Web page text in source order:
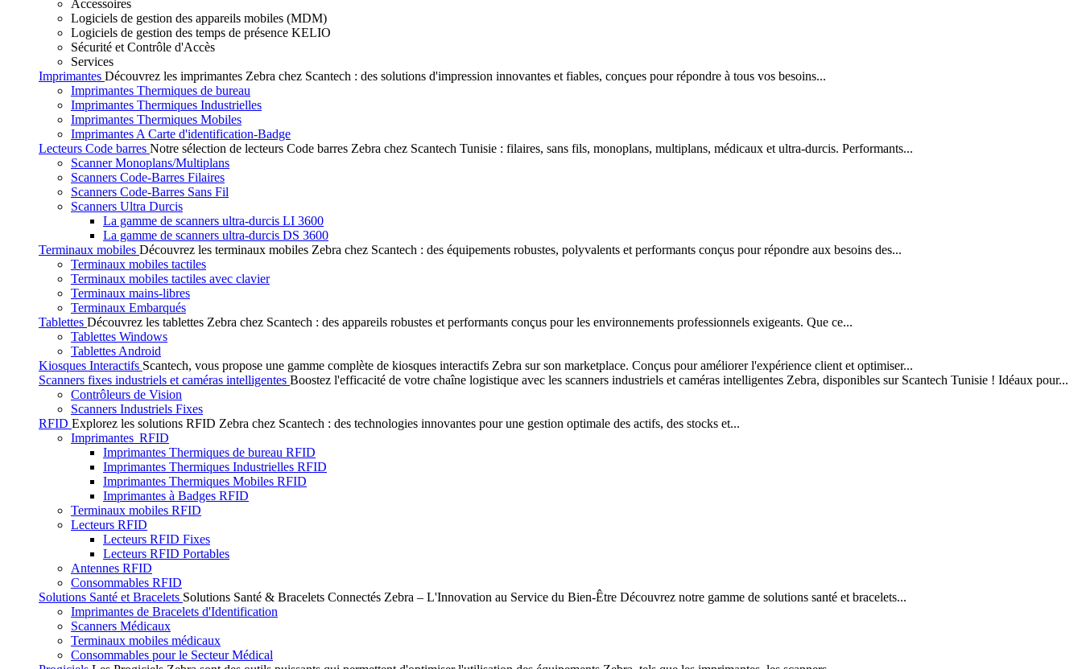
Accessoires
Logiciels de gestion des appareils mobiles (MDM)
Logiciels de gestion des temps de présence KELIO
Sécurité et Contrôle d'Accès
Services
Imprimantes Découvrez les imprimantes Zebra chez Scantech : des solutions d'impression innovantes et fiables, conçues pour répondre à tous vos besoins...
Imprimantes Thermiques de bureau
Imprimantes Thermiques Industrielles
Imprimantes Thermiques Mobiles
Imprimantes A Carte d'identification-Badge
Lecteurs Code barres Notre sélection de lecteurs Code barres Zebra chez Scantech Tunisie : filaires, sans fils, monoplans, multiplans, médicaux et ultra-durcis. Performants...
Scanner Monoplans/Multiplans
Scanners Code-Barres Filaires
Scanners Code-Barres Sans Fil
Scanners Ultra Durcis
La gamme de scanners ultra-durcis LI 3600
La gamme de scanners ultra-durcis DS 3600
Terminaux mobiles Découvrez les terminaux mobiles Zebra chez Scantech : des équipements robustes, polyvalents et performants conçus pour répondre aux besoins des...
Terminaux mobiles tactiles
Terminaux mobiles tactiles avec clavier
Terminaux mains-libres
Terminaux Embarqués
Tablettes Découvrez les tablettes Zebra chez Scantech : des appareils robustes et performants conçus pour les environnements professionnels exigeants. Que ce...
Tablettes Windows
Tablettes Android
Kiosques Interactifs Scantech, vous propose une gamme complète de kiosques interactifs Zebra sur son marketplace. Conçus pour améliorer l'expérience client et optimiser...
Scanners fixes industriels et caméras intelligentes Boostez l'efficacité de votre chaîne logistique avec les scanners industriels et caméras intelligentes Zebra, disponibles sur Scantech Tunisie ! Idéaux pour...
Contrôleurs de Vision
Scanners Industriels Fixes
RFID Explorez les solutions RFID Zebra chez Scantech : des technologies innovantes pour une gestion optimale des actifs, des stocks et...
Imprimantes RFID
Imprimantes Thermiques de bureau RFID
Imprimantes Thermiques Industrielles RFID
Imprimantes Thermiques Mobiles RFID
Imprimantes à Badges RFID
Terminaux mobiles RFID
Lecteurs RFID
Lecteurs RFID Fixes
Lecteurs RFID Portables
Antennes RFID
Consommables RFID
Solutions Santé et Bracelets Solutions Santé & Bracelets Connectés Zebra – L'Innovation au Service du Bien-Être Découvrez notre gamme de solutions santé et bracelets...
Imprimantes de Bracelets d'Identification
Scanners Médicaux
Terminaux mobiles médicaux
Consommables pour le Secteur Médical